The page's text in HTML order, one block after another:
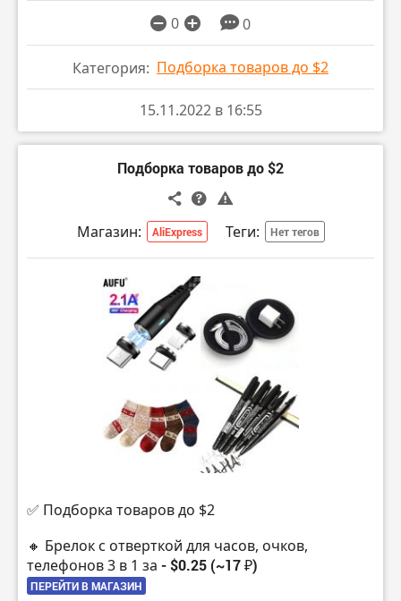
0 0
Категория: Подборка товаров до $2
15.11.2022 в 16:55
Подборка товаров до $2
Магазин: AliExpress Теги: Нет тегов
✅ Подборка товаров до $2
🔸 Брелок с отверткой для часов, очков,
телефонов 3 в 1 за - $0.25 (~17 ₽)
ПЕРЕЙТИ В МАГАЗИН